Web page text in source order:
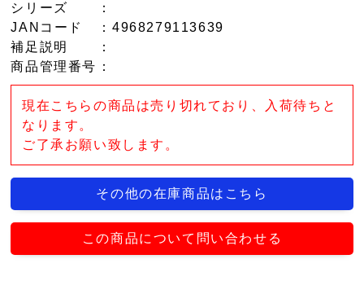
シリーズ
：
JANコード
：4968279113639
補足説明
：
商品管理番号 ：
現在こちらの商品は売り切れており、入荷待ちと
なります。
ご了承お願い致します。
その他の在庫商品はこちら
この商品について問い合わせる